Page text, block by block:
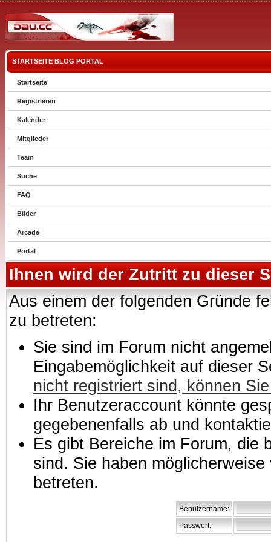
STARTSEITE BLOG PORTAL
Startseite
Registrieren
Kalender
Mitglieder
Team
Suche
FAQ
Bilder
Arcade
Portal
Ihnen wird der Zutritt zu dieser
Aus einem der folgenden Gründe
zu betreten:
Sie sind im Forum nicht
Eingabemöglichkeit auf dieser
nicht registriert sind, können
Ihr Benutzeraccount könnte
gegebenenfalls ab und
Es gibt Bereiche im Forum, die
sind. Sie haben
betreten.
Benutzername:
Passwort: